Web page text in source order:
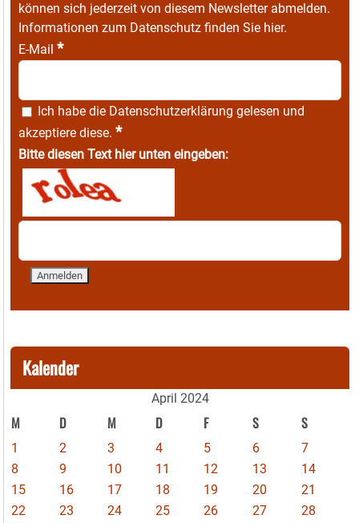
können sich jederzeit von diesem Newsletter abmelden.
Informationen zum Datenschutz finden Sie hier.
E-Mail *
Ich habe die Datenschutzerklärung gelesen und
akzeptiere diese. *
Bitte diesen Text hier unten eingeben:
Kalender
April 2024
M D M D F S S
1 2 3 4 5 6
7
8
9 10 11 12 13
14
15
16 17 18 19 20
21
22
23 24 25 26 27
28